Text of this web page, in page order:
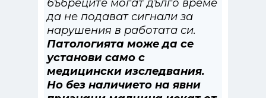
бъбреците могат дълго време
да не подават сигнали за
нарушения в работата си.
Патологията може да се
установи само с
медицински изследвания.
Но без наличието на явни